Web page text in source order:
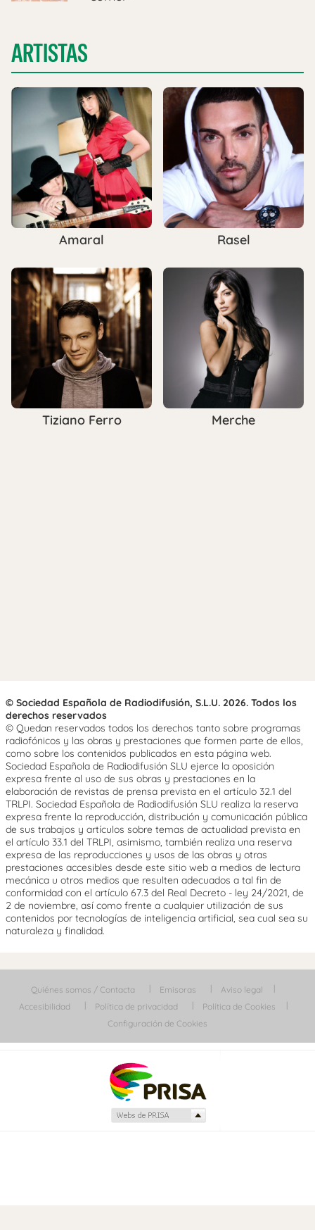
ARTISTAS
Amaral Rasel
Tiziano Ferro Merche
© Sociedad Española de Radiodifusión, S.L.U. 2026. Todos los
derechos reservados
© Quedan reservados todos los derechos tanto sobre programas
radiofónicos y las obras y prestaciones que formen parte de ellos,
como sobre los contenidos publicados en esta página web.
Sociedad Española de Radiodifusión SLU ejerce la oposición
expresa frente al uso de sus obras y prestaciones en la
elaboración de revistas de prensa prevista en el artículo 32.1 del
TRLPI. Sociedad Española de Radiodifusión SLU realiza la reserva
expresa frente la reproducción, distribución y comunicación pública
de sus trabajos y artículos sobre temas de actualidad prevista en
el artículo 33.1 del TRLPI, asimismo, también realiza una reserva
expresa de las reproducciones y usos de las obras y otras
prestaciones accesibles desde este sitio web a medios de lectura
mecánica u otros medios que resulten adecuados a tal fin de
conformidad con el artículo 67.3 del Real Decreto - ley 24/2021, de
2 de noviembre, así como frente a cualquier utilización de sus
contenidos por tecnologías de inteligencia artificial, sea cual sea su
naturaleza y finalidad.
Quiénes somos / Contacta Emisoras
Aviso legal
Accesibilidad
Política de privacidad
Política de Cookies
Configuración de Cookies